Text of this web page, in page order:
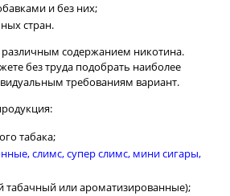
и без них;
стран.
различным содержанием никотина.
без труда подобрать наиболее
требованиям вариант.
табака;
,слимс,супер слимс, мини сигары,
табачный или ароматизированные);